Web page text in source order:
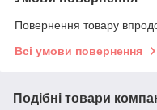
Повернення товару
Всі умови повернення
Подібні товари